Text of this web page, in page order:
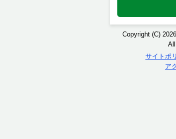
Copyright (C)
サイトポ
ア